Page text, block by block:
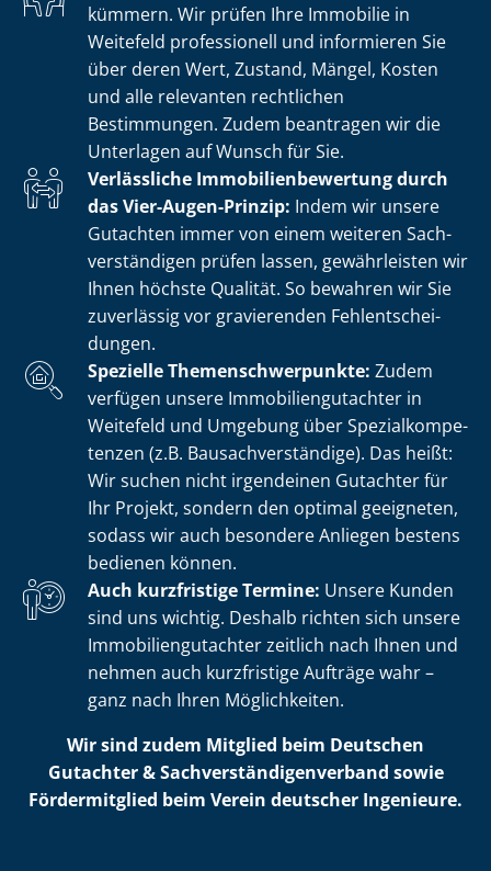
kümmern. Wir prüfen Ihre Immobilie in
Weitefeld professionell und informieren Sie
über deren Wert, Zustand, Mängel, Kosten
und alle relevanten rechtlichen
Bestimmungen. Zudem beantragen wir die
Unterlagen auf Wunsch für Sie.
Verlässliche Im­mo­bi­li­en­be­wer­tung durch
das Vier-Augen-Prinzip: Indem wir unsere
Gutachten immer von einem weiteren Sach­
ver­stän­di­gen prüfen lassen, gewährleisten wir
Ihnen höchste Qualität. So bewahren wir Sie
zuverlässig vor gravierenden Fehl­ent­schei­
dun­gen.
Spezielle The­men­schwer­punk­te: Zudem
verfügen unsere Im­mo­bi­li­en­gut­ach­ter in
Weitefeld und Umgebung über Spe­zi­al­kom­pe­
ten­zen (z.B. Bau­sach­ver­stän­di­ge). Das heißt:
Wir suchen nicht irgendeinen Gutachter für
Ihr Projekt, sondern den optimal geeigneten,
sodass wir auch besondere Anliegen bestens
bedienen können.
Auch kurzfristige Termine: Unsere Kunden
sind uns wichtig. Deshalb richten sich unsere
Im­mo­bi­li­en­gut­ach­ter zeitlich nach Ihnen und
nehmen auch kurzfristige Aufträge wahr –
ganz nach Ihren Möglichkeiten.
Wir sind zudem Mitglied beim Deutschen
Gutachter & Sach­ver­stän­di­gen­ver­band sowie
Fördermitglied beim Verein deutscher Ingenieure.